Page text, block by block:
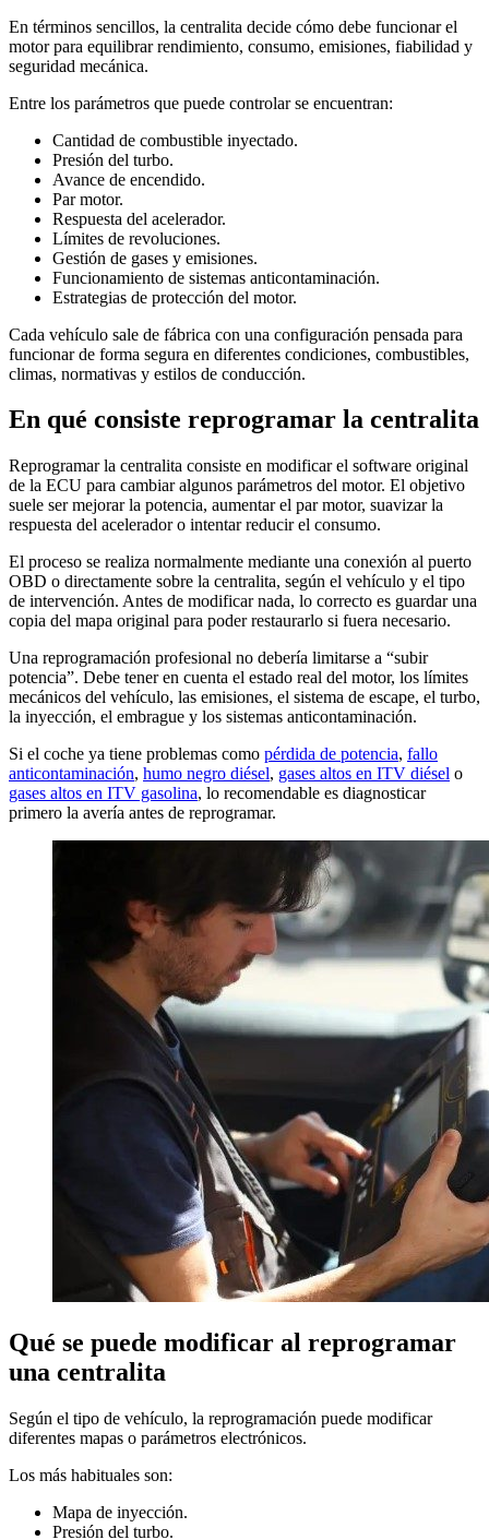
En términos sencillos, la centralita decide cómo debe funcionar el
motor para equilibrar rendimiento, consumo, emisiones, fiabilidad y
seguridad mecánica.
Entre los parámetros que puede controlar se encuentran:
Cantidad de combustible inyectado.
Presión del turbo.
Avance de encendido.
Par motor.
Respuesta del acelerador.
Límites de revoluciones.
Gestión de gases y emisiones.
Funcionamiento de sistemas anticontaminación.
Estrategias de protección del motor.
Cada vehículo sale de fábrica con una configuración pensada para
funcionar de forma segura en diferentes condiciones, combustibles,
climas, normativas y estilos de conducción.
En qué consiste reprogramar la centralita
Reprogramar la centralita consiste en modificar el software original
de la ECU para cambiar algunos parámetros del motor. El objetivo
suele ser mejorar la potencia, aumentar el par motor, suavizar la
respuesta del acelerador o intentar reducir el consumo.
El proceso se realiza normalmente mediante una conexión al puerto
OBD o directamente sobre la centralita, según el vehículo y el tipo
de intervención. Antes de modificar nada, lo correcto es guardar una
copia del mapa original para poder restaurarlo si fuera necesario.
Una reprogramación profesional no debería limitarse a “subir
potencia”. Debe tener en cuenta el estado real del motor, los límites
mecánicos del vehículo, las emisiones, el sistema de escape, el turbo,
la inyección, el embrague y los sistemas anticontaminación.
Si el coche ya tiene problemas como pérdida de potencia, fallo
anticontaminación, humo negro diésel, gases altos en ITV diésel o
gases altos en ITV gasolina, lo recomendable es diagnosticar
primero la avería antes de reprogramar.
Qué se puede modificar al reprogramar
una centralita
Según el tipo de vehículo, la reprogramación puede modificar
diferentes mapas o parámetros electrónicos.
Los más habituales son:
Mapa de inyección.
Presión del turbo.